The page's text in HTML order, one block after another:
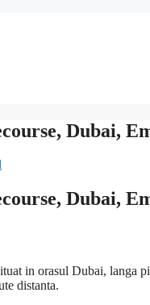
Dubai,
Dubai,
in orasul Dubai, langa
distanta.